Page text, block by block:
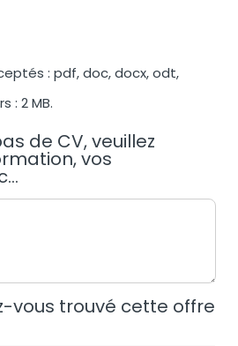
: pdf, doc, docx, odt,
: 2 MB.
de CV, veuillez
vos
vous trouvé cette offre